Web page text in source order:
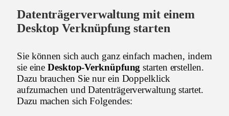
Datenträgerverwaltung mit einem
Desktop Verknüpfung starten
Sie können sich auch ganz einfach machen, indem
sie eineDesktop-Verknüpfung starten erstellen.
Dazu brauchen Sie nur ein Doppelklick
aufzumachen und Datenträgerverwaltung startet.
Dazu machen sich Folgendes: